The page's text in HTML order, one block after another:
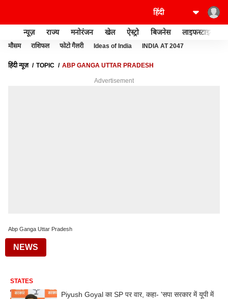
न्यूज़ राज्य मनोरंजन खेल ऐस्ट्रो बिजनेस लाइफस्टाइल
मौसम राशिफल फोटो गैलरी Ideas of India INDIA AT 2047
हिंदी न्यूज़ TOPIC ABP GANGA UTTAR PRADESH
Advertisement
Abp Ganga Uttar Pradesh
NEWS
STATES
Piyush Goyal का SP पर वार, कहा- 'सपा सरकार में यूपी में